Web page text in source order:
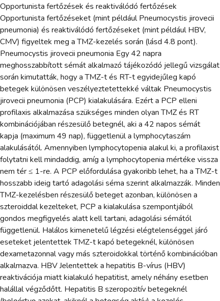
Opportunista fertőzések és reaktiválódó fertőzések
Opportunista fertőzéseket (mint például Pneumocystis jirovecii
pneumonia) és reaktiválódó fertőzéseket (mint például HBV,
CMV) figyeltek meg a TMZ-kezelés során (lásd 4.8 pont).
Pneumocystis jirovecii pneumonia Egy 42 napra
meghosszabbított sémát alkalmazó tájékozódó jellegű vizsgálat
során kimutatták, hogy a TMZ-t és RT-t egyidejűleg kapó
betegek különösen veszélyeztetettekké váltak Pneumocystis
jirovecii pneumonia (PCP) kialakulására. Ezért a PCP elleni
profilaxis alkalmazása szükséges minden olyan TMZ és RT
kombinációjában részesülő betegnél, aki a 42 napos sémát
kapja (maximum 49 nap), függetlenül a lymphocytaszám
alakulásától. Amennyiben lymphocytopenia alakul ki, a profilaxist
folytatni kell mindaddig, amíg a lymphocytopenia mértéke vissza
nem tér ≤ 1-re. A PCP előfordulása gyakoribb lehet, ha a TMZ-t
hosszabb ideig tartó adagolási séma szerint alkalmazzák. Minden
TMZ-kezelésben részesülő beteget azonban, különösen a
szteroiddal kezelteket, PCP a kialakulása szempontjából
gondos megfigyelés alatt kell tartani, adagolási sémától
függetlenül. Halálos kimenetelű légzési elégtelenséggel járó
eseteket jelentettek TMZ-t kapó betegeknél, különösen
dexametazonnal vagy más szteroidokkal történő kombinációban
alkalmazva. HBV Jelentettek a hepatitis B-vírus (HBV)
reaktivációja miatt kialakuló hepatitist, amely néhány esetben
halállal végződőtt. Hepatitis B szeropozitív betegeknél